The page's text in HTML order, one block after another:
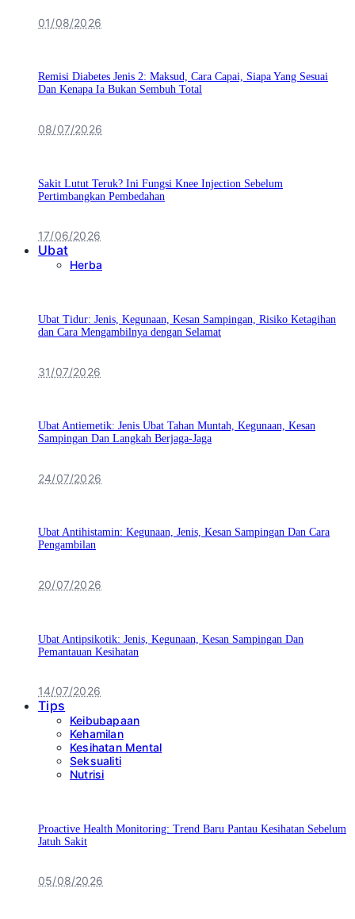
01/08/2026
Remisi Diabetes Jenis 2: Maksud, Cara Capai, Siapa Yang Sesuai
Dan Kenapa Ia Bukan Sembuh Total
08/07/2026
Sakit Lutut Teruk? Ini Fungsi Knee Injection Sebelum
Pertimbangkan Pembedahan
17/06/2026
Ubat
Herba
Ubat Tidur: Jenis, Kegunaan, Kesan Sampingan, Risiko Ketagihan
dan Cara Mengambilnya dengan Selamat
31/07/2026
Ubat Antiemetik: Jenis Ubat Tahan Muntah, Kegunaan, Kesan
Sampingan Dan Langkah Berjaga-Jaga
24/07/2026
Ubat Antihistamin: Kegunaan, Jenis, Kesan Sampingan Dan Cara
Pengambilan
20/07/2026
Ubat Antipsikotik: Jenis, Kegunaan, Kesan Sampingan Dan
Pemantauan Kesihatan
14/07/2026
Tips
Keibubapaan
Kehamilan
Kesihatan Mental
Seksualiti
Nutrisi
Proactive Health Monitoring: Trend Baru Pantau Kesihatan Sebelum
Jatuh Sakit
05/08/2026